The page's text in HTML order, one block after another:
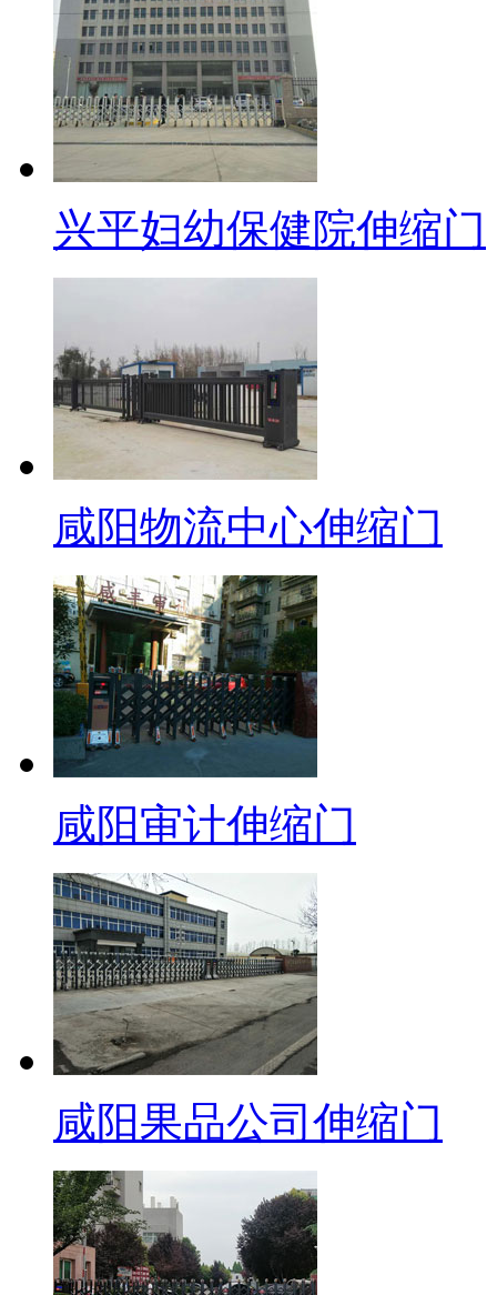
兴平妇幼保健院伸缩门
咸阳物流中心伸缩门
咸阳审计伸缩门
咸阳果品公司伸缩门